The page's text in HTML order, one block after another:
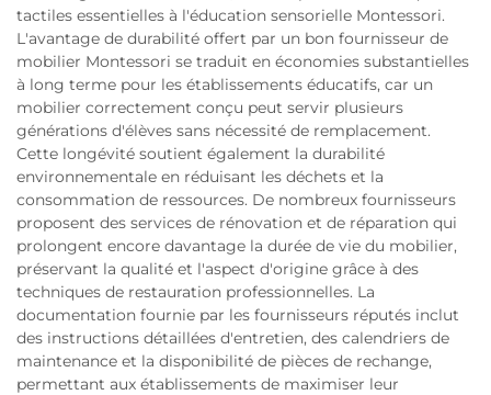
tactiles essentielles à l'éducation sensorielle Montessori.
L'avantage de durabilité offert par un bon fournisseur de
mobilier Montessori se traduit en économies substantielles
à long terme pour les établissements éducatifs, car un
mobilier correctement conçu peut servir plusieurs
générations d'élèves sans nécessité de remplacement.
Cette longévité soutient également la durabilité
environnementale en réduisant les déchets et la
consommation de ressources. De nombreux fournisseurs
proposent des services de rénovation et de réparation qui
prolongent encore davantage la durée de vie du mobilier,
préservant la qualité et l'aspect d'origine grâce à des
techniques de restauration professionnelles. La
documentation fournie par les fournisseurs réputés inclut
des instructions détaillées d'entretien, des calendriers de
maintenance et la disponibilité de pièces de rechange,
permettant aux établissements de maximiser leur